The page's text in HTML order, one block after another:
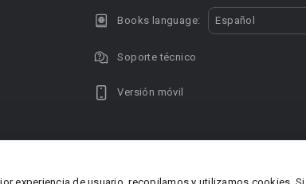
Books language: Español
Soporte técnico
Versión móvil